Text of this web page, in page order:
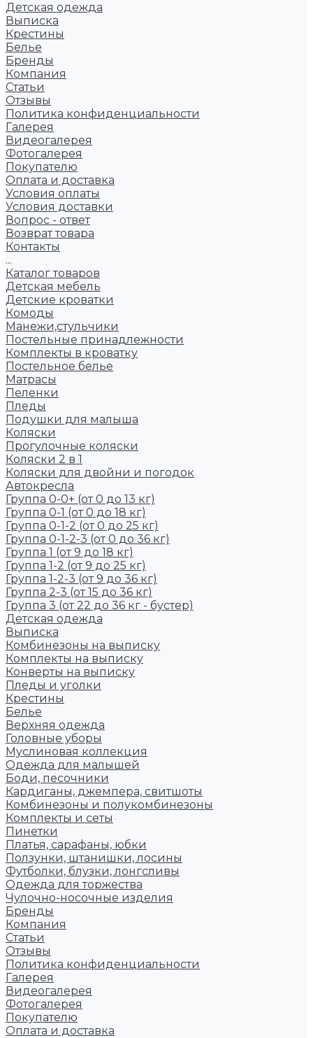
Детская одежда
Выписка
Крестины
Белье
Бренды
Компания
Статьи
Отзывы
Политика конфиденциальности
Галерея
Видеогалерея
Фотогалерея
Покупателю
Оплата и доставка
Условия оплаты
Условия доставки
Вопрос - ответ
Возврат товара
Контакты
...
Каталог товаров
Детская мебель
Детские кроватки
Комоды
Манежи,стульчики
Постельные принадлежности
Комплекты в кроватку
Постельное белье
Матрасы
Пеленки
Пледы
Подушки для малыша
Коляски
Прогулочные коляски
Коляски 2 в 1
Коляски для двойни и погодок
Автокресла
Группа 0-0+ (от 0 до 13 кг)
Группа 0-1 (от 0 до 18 кг)
Группа 0-1-2 (от 0 до 25 кг)
Группа 0-1-2-3 (от 0 до 36 кг)
Группа 1 (от 9 до 18 кг)
Группа 1-2 (от 9 до 25 кг)
Группа 1-2-3 (от 9 до 36 кг)
Группа 2-3 (от 15 до 36 кг)
Группа 3 (от 22 до 36 кг - бустер)
Детская одежда
Выписка
Комбинезоны на выписку
Комплекты на выписку
Конверты на выписку
Пледы и уголки
Крестины
Белье
Верхняя одежда
Головные уборы
Муслиновая коллекция
Одежда для малышей
Боди, песочники
Кардиганы, джемпера, свитшоты
Комбинезоны и полукомбинезоны
Комплекты и сеты
Пинетки
Платья, сарафаны, юбки
Ползунки, штанишки, лосины
Футболки, блузки, лонгсливы
Одежда для торжества
Чулочно-носочные изделия
Бренды
Компания
Статьи
Отзывы
Политика конфиденциальности
Галерея
Видеогалерея
Фотогалерея
Покупателю
Оплата и доставка